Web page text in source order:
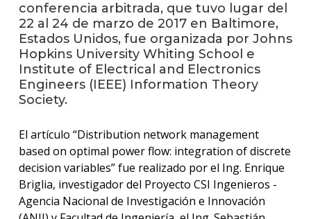
conferencia arbitrada, que tuvo lugar del
22 al 24 de marzo de 2017 en Baltimore,
Estados Unidos, fue organizada por Johns
Hopkins University Whiting School e
Institute of Electrical and Electronics
Engineers (IEEE) Information Theory
Society.
El artículo “Distribution network management
based on optimal power flow: integration of discrete
decision variables” fue realizado por el Ing. Enrique
Briglia, investigador del Proyecto CSI Ingenieros -
Agencia Nacional de Investigación e Innovación